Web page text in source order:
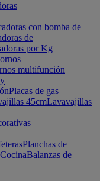
con bomba de
de
por Kg
multifunción
Placas de gas
45cmLavavajillas
Planchas de
Balanzas de